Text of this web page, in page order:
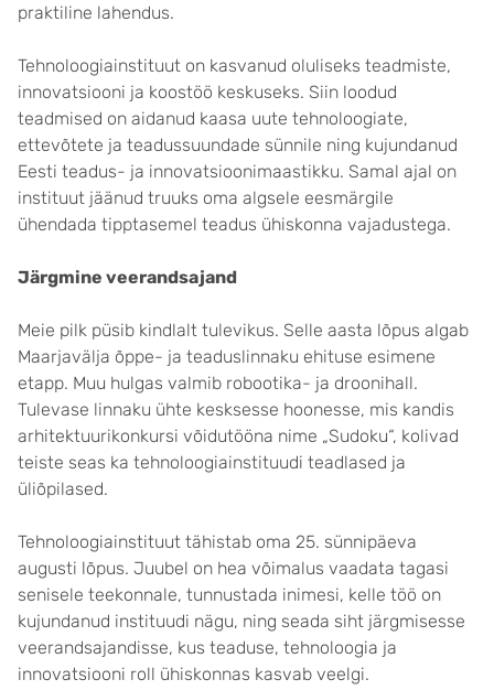
praktiline lahendus.
Tehnoloogiainstituut on kasvanud oluliseks teadmiste,
innovat­siooni ja koostöö keskuseks. Siin loodud
teadmised on aidanud kaasa uute tehno­loogiate,
ettevõtete ja teadus­suundade sünnile ning kujundanud
Eesti teadus- ja innovatsioonimaastikku. Samal ajal on
instituut jäänud truuks oma algsele eesmärgile
ühendada tipptasemel teadus ühiskonna vajadustega.
Järgmine veerandsajand
Meie pilk püsib kindlalt tulevikus. Selle aasta lõpus algab
Maarja­välja õppe- ja teaduslinnaku ehituse esi­mene
etapp. Muu hulgas valmib robootika- ja droonihall.
Tulevase linnaku ühte kesk­sesse hoonesse, mis kandis
arhitektuurikonkursi võidutööna nime „Sudoku“, kolivad
teiste seas ka tehnoloogia­instituudi teadlased ja
üliõpilased.
Tehnoloogiainstituut tähistab oma 25. sünnipäeva
augusti lõpus. Juubel on hea võimalus vaadata tagasi
senisele teekonnale, tunnustada ini­mesi, kelle töö on
kujundanud insti­tuudi nägu, ning seada siht järgmisesse
veerandsajandisse, kus teaduse, tehnoloogia ja
innovatsiooni roll ühis­konnas kasvab veelgi.